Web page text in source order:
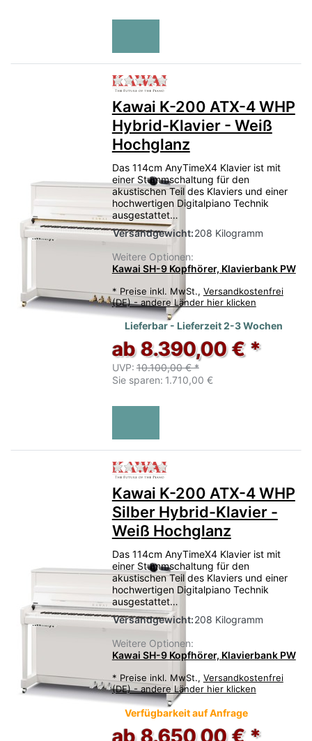
Zu diesem Produkt liegen
Kawai K-200 ATX-4 WHP
Hybrid-Klavier - Weiß
Hochglanz
Das 114cm AnyTimeX4 Klavier ist mit
einer Stummschaltung für den
akustischen Teil des Klaviers und einer
hochwertigen Digitalpiano Technik
ausgestattet…
Versandgewicht:208 Kilogramm
Weitere Optionen:
Kawai SH-9 Kopfhörer, Klavierbank PW
* Preise inkl. MwSt., Versandkostenfrei
(DE) - andere Länder hier klicken
Lieferbar - Lieferzeit 2-3 Wochen
ab 8.390,00 € *
UVP: 10.100,00 € *
Sie sparen: 1.710,00 €
Zu diesem Produkt liegen
Kawai K-200 ATX-4 WHP
Silber Hybrid-Klavier -
Weiß Hochglanz
Das 114cm AnyTimeX4 Klavier ist mit
einer Stummschaltung für den
akustischen Teil des Klaviers und einer
hochwertigen Digitalpiano Technik
ausgestattet…
Versandgewicht:208 Kilogramm
Weitere Optionen:
Kawai SH-9 Kopfhörer, Klavierbank PW
* Preise inkl. MwSt., Versandkostenfrei
(DE) - andere Länder hier klicken
Verfügbarkeit auf Anfrage
ab 8.650,00 € *